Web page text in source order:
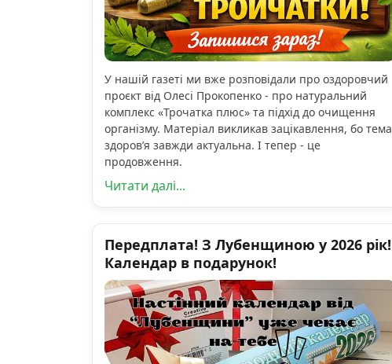
У нашій газеті ми вже розповідали про оздоровчий
проєкт від Олесі Прокопенко - про натуральний
комплекс «Трочатка плюс» та підхід до очищення
організму. Матеріал викликав зацікавлення, бо тема
здоров’я завжди актуальна. І тепер - це
продовження.
Читати далі...
Передплата! З Лубенщиною у 2026 рік!
Календар в подарунок!